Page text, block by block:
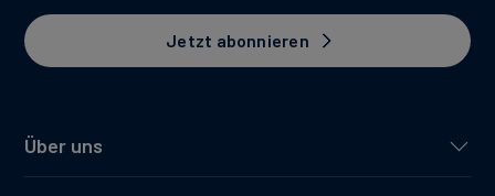
Über uns
Jetzt abonnieren